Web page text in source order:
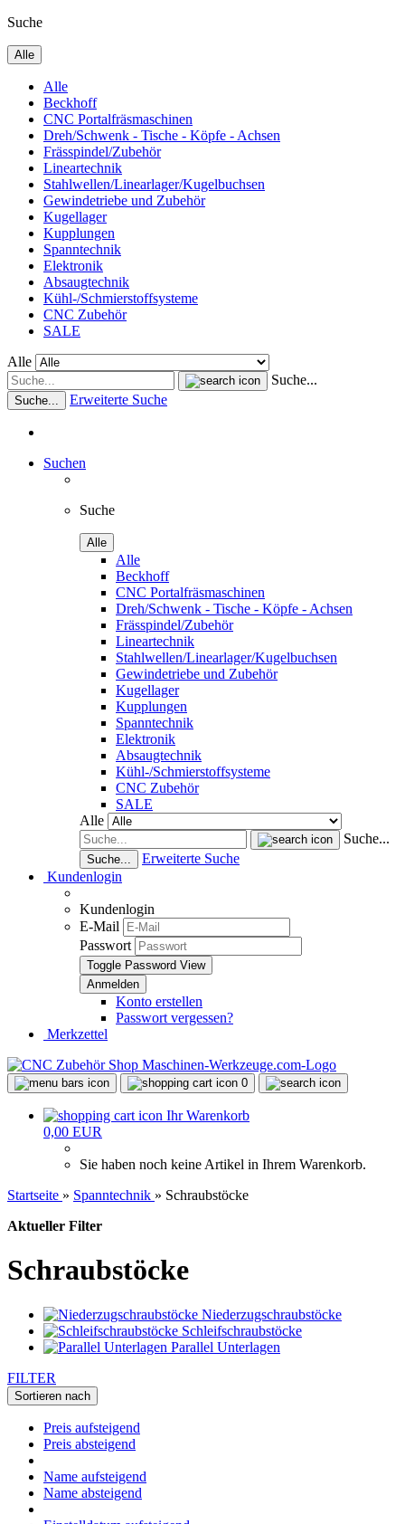
Suche
Alle
Alle
Beckhoff
CNC Portalfräsmaschinen
Dreh/Schwenk - Tische - Köpfe - Achsen
Frässpindel/Zubehör
Lineartechnik
Stahlwellen/Linearlager/Kugelbuchsen
Gewindetriebe und Zubehör
Kugellager
Kupplungen
Spanntechnik
Elektronik
Absaugtechnik
Kühl-/Schmierstoffsysteme
CNC Zubehör
SALE
Alle
Suche...
Suche... Erweiterte Suche
Suchen
Suche
Alle
Alle
Beckhoff
CNC Portalfräsmaschinen
Dreh/Schwenk - Tische - Köpfe - Achsen
Frässpindel/Zubehör
Lineartechnik
Stahlwellen/Linearlager/Kugelbuchsen
Gewindetriebe und Zubehör
Kugellager
Kupplungen
Spanntechnik
Elektronik
Absaugtechnik
Kühl-/Schmierstoffsysteme
CNC Zubehör
SALE
Alle
Suche...
Suche...
Erweiterte Suche
Kundenlogin
Kundenlogin
E-Mail
Passwort
Toggle Password View
Konto erstellen
Passwort vergessen?
Merkzettel
0
Ihr Warenkorb
0,00 EUR
Sie haben noch keine Artikel in Ihrem Warenkorb.
Startseite » Spanntechnik » Schraubstöcke
Aktueller Filter
Schraubstöcke
Niederzugschraubstöcke
Schleifschraubstöcke
Parallel Unterlagen
FILTER
Sortieren nach
Preis aufsteigend
Preis absteigend
Name aufsteigend
Name absteigend